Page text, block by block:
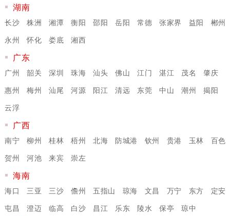
湖南
长沙 株洲 湘潭 衡阳 邵阳 岳阳 常德 张家界 益阳
郴州
永州
怀化 娄底 湘西
广东
广州 韶关 深圳 珠海 汕头 佛山 江门 湛江 茂名
肇庆
惠州
梅州 汕尾 河源 阳江 清远 东莞 中山 潮州
揭阳
云浮
广西
南宁 柳州 桂林 梧州 北海 防城港 钦州 贵港 玉林
百色
贺州
河池 来宾 崇左
海南
海口 三亚 三沙 儋州 五指山 琼海 文昌 万宁 东方
定安
屯昌
澄迈 临高 白沙 昌江 乐东 陵水 保亭 琼中